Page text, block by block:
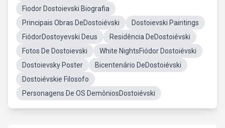
Fiodor Dostoievski Biografia
Principais Obras DeDostoiévski
Dostoievski Paintings
FiódorDostoyevski Deus
Residência DeDostoiévski
Fotos De Dostoievski
White NightsFiódor Dostoiévski
Dostoievsky Poster
Bicentenário DeDostoiévski
Dostoiévskie Filosofo
Personagens De OS DemôniosDostoiévski